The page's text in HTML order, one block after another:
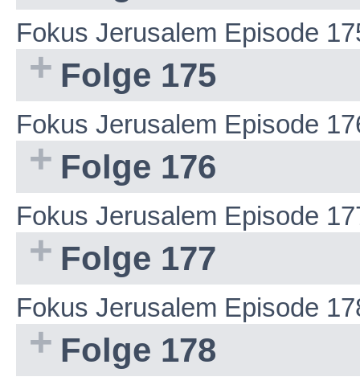
Fokus Jerusalem Episode
Folge 175
Fokus Jerusalem Episode
Folge 176
Fokus Jerusalem Episode
Folge 177
Fokus Jerusalem Episode
Folge 178